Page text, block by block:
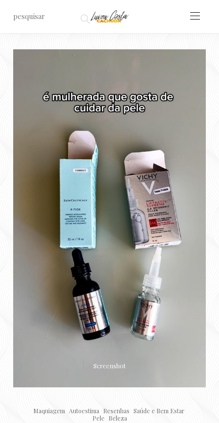
Screenshot
Maquiagem Autoestima Resenhas Saúde e Bem Estar
Pele
Beleza